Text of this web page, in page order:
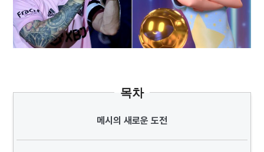
목차
메시의 새로운 도전